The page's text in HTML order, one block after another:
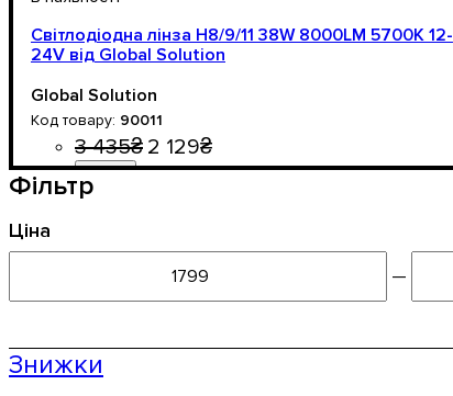
Світлодіодна лінза Н8/9/11 38W 8000LM 5700K 12-
24V від Global Solution
Global Solution
90011
3 435₴ 2 129₴
Фільтр
Ціна
—
Знижки